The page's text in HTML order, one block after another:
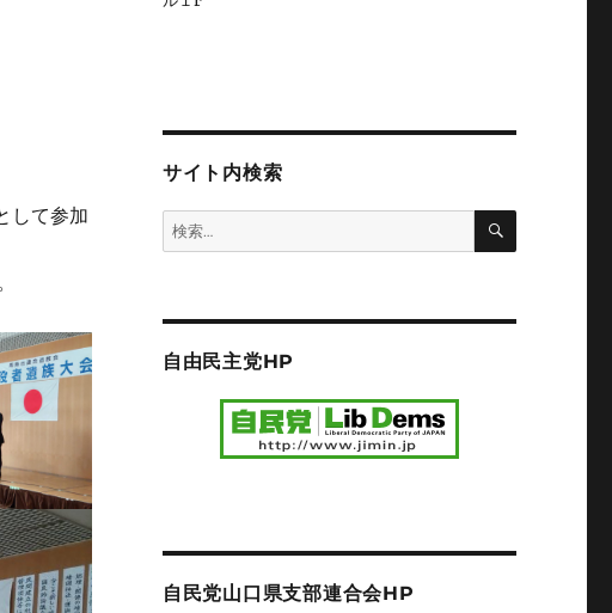
して参加
サイト内検索
検
索:
検
自由民主党HP
自民党山口県支部連合会HP